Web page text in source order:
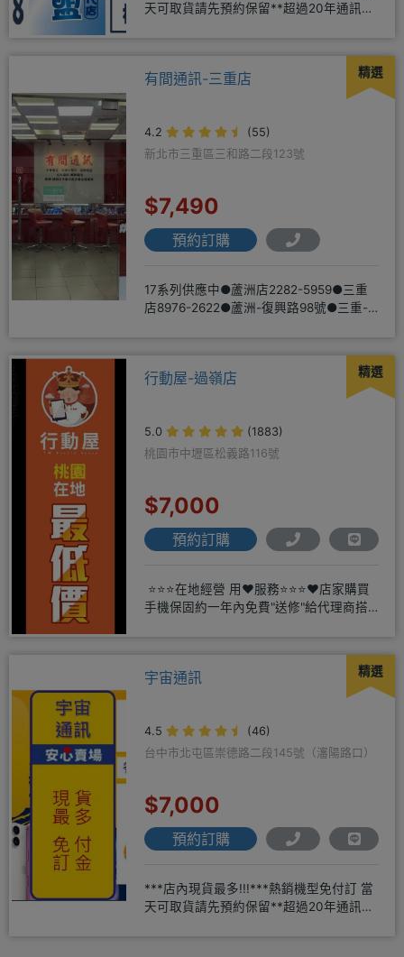
天可取貨請先預約保留**超過20年通訊經
精選
有間通訊-三重店
4.2
(55)
新北市三重區三和路二段123號
$7,490
預約訂購
17系列供應中●蘆洲店2282-5959●三重
店8976-2622●蘆洲-復興路98號●三重-
精選
行動屋-過嶺店
5.0
(1883)
桃園市中壢區松義路116號
$7,000
預約訂購
⭐⭐⭐在地經營 用❤️服務⭐⭐⭐❤️店家購買
手機保固約一年內免費"送修"給代理商搭
精選
宇宙通訊
4.5
(46)
台中市北屯區崇德路二段145號（瀋陽路口）
$7,000
預約訂購
***店內現貨最多!!!***熱銷機型免付訂 當
天可取貨請先預約保留**超過20年通訊經